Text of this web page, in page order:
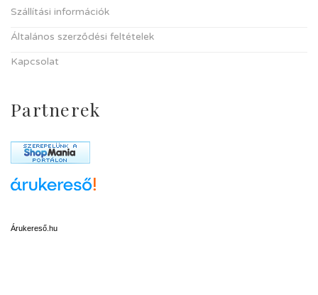
Szállítási információk
Általános szerződési feltételek
Kapcsolat
Partnerek
Árukereső.hu